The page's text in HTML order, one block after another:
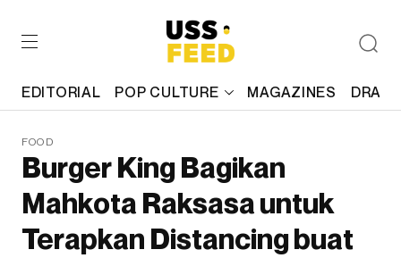
EDITORIAL POP CULTURE MAGAZINES
FOOD
Burger King Bagikan
Mahkota Raksasa untuk
Terapkan Distancing buat